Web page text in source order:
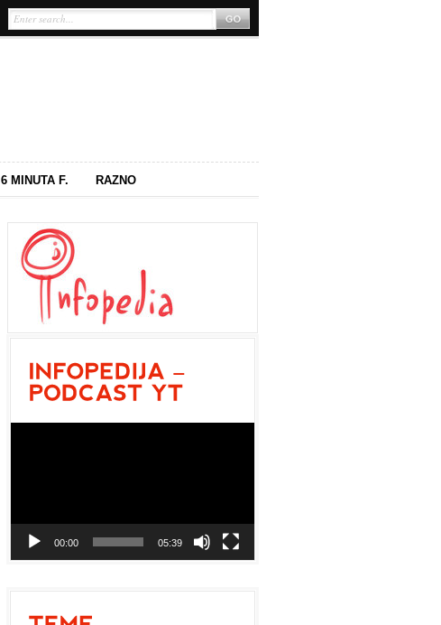
6 MINUTA F. RAZNO
00:00 05:39